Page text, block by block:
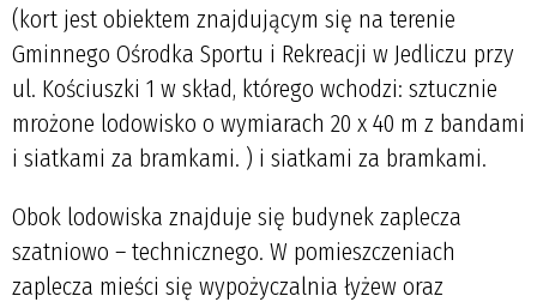
(kort jest obiektem znajdującym się na terenie
Gminnego Ośrodka Sportu i Rekreacji w Jedliczu przy
ul. Kościuszki 1 w skład, którego wchodzi: sztucznie
mrożone lodowisko o wymiarach 20 x 40 m z bandami
i siatkami za bramkami. ) i siatkami za bramkami.
Obok lodowiska znajduje się budynek zaplecza
szatniowo – technicznego. W pomieszczeniach
zaplecza mieści się wypożyczalnia łyżew oraz